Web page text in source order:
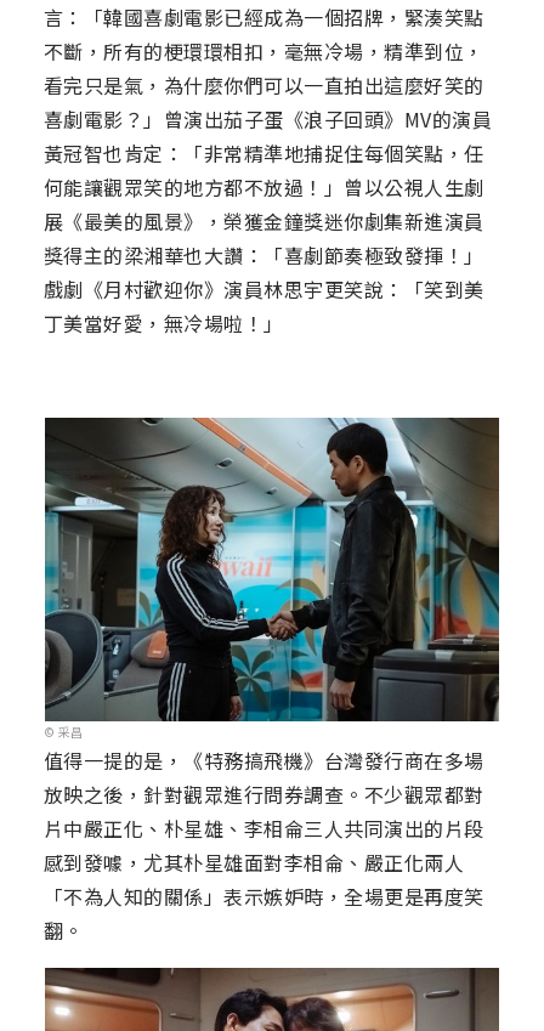
言：「韓國喜劇電影已經成為一個招牌，緊湊笑點
不斷，所有的梗環環相扣，毫無冷場，精準到位，
看完只是氣，為什麼你們可以一直拍出這麼好笑的
喜劇電影？」曾演出茄子蛋《浪子回頭》MV的演員
黃冠智也肯定：「非常精準地捕捉住每個笑點，任
何能讓觀眾笑的地方都不放過！」曾以公視人生劇
展《最美的風景》，榮獲金鐘獎迷你劇集新進演員
獎得主的梁湘華也大讚：「喜劇節奏極致發揮！」
戲劇《月村歡迎你》演員林思宇更笑說：「笑到美
丁美當好愛，無冷場啦！」
© 采昌
值得一提的是，《特務搞飛機》台灣發行商在多場
放映之後，針對觀眾進行問券調查。不少觀眾都對
片中嚴正化、朴星雄、李相侖三人共同演出的片段
感到發噱，尤其朴星雄面對李相侖、嚴正化兩人
「不為人知的關係」表示嫉妒時，全場更是再度笑
翻。